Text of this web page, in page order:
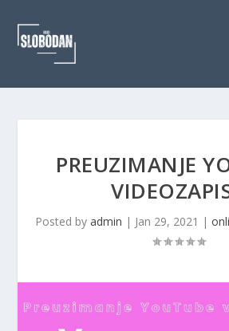
PREUZIMANJE
Posted by admin | Jan 29, 2021 |